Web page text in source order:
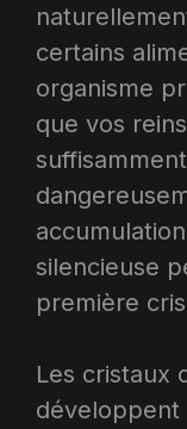
certains
organisme
que vos
silencieuse
première
Les cristaux
développent